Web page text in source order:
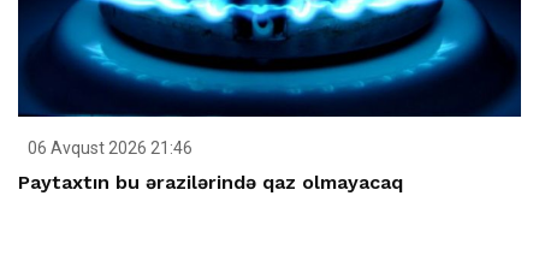
06 Avqust 2026 21:46
Paytaxtın bu ərazilərində qaz olmayacaq